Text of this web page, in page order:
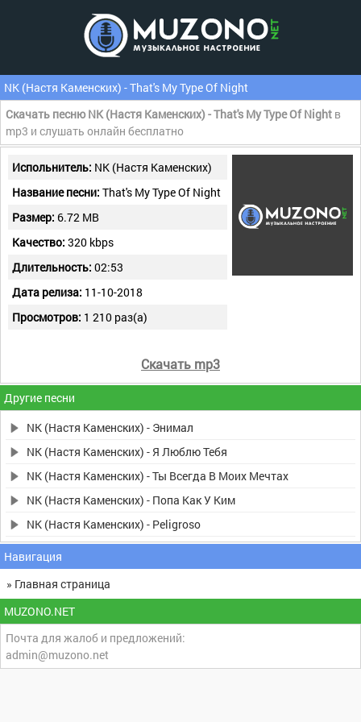
NK (Настя Каменских) - That's My Type Of Night
Скачать песню NK (Настя Каменских) - That's My Type Of Night в
mp3 и слушать онлайн бесплатно
Испольнитель: NK (Настя Каменских)
Название песни: That's My Type Of Night
Размер: 6.72 MB
Качество: 320 kbps
Длительность: 02:53
Дата релиза: 11-10-2018
Просмотров: 1 210 раз(а)
Скачать mp3
Другие песни
NK (Настя Каменских) - Энимал
NK (Настя Каменских) - Я Люблю Тебя
NK (Настя Каменских) - Ты Всегда В Моих Мечтах
NK (Настя Каменских) - Попа Как У Ким
NK (Настя Каменских) - Peligroso
Навигация
» Главная страница
MUZONO.NET
Почта для жалоб и предложений:
admin@muzono.net